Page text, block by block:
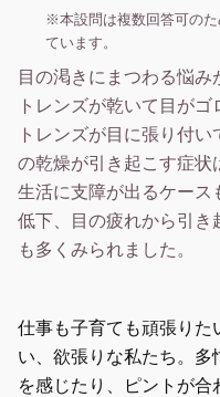
※本設問は複数回答可の
ています。
目の渇きにまつわる悩
トレンズが乾いて目が
トレンズが目に張り付
の乾燥が引き起こす症状
生活に支障が出るケース
低下、目の疲れから引き
も多くみられました。
仕事も子育ても頑張りた
い、欲張りな私たち。多
を感じたり、ピントが